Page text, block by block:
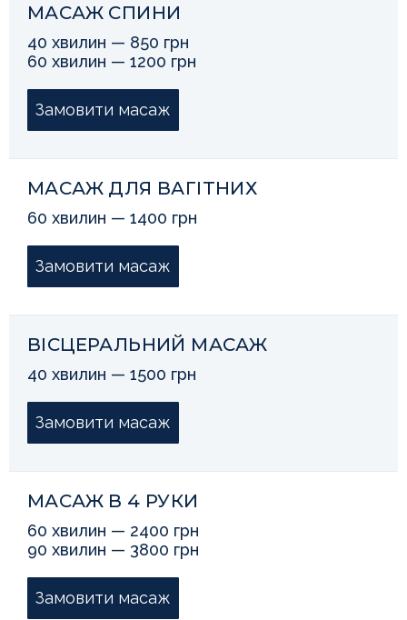
МАСАЖ СПИНИ
40 хвилин — 850 грн
60 хвилин — 1200 грн
Замовити масаж
МАСАЖ ДЛЯ ВАГІТНИХ
60 хвилин — 1400 грн
Замовити масаж
ВІСЦЕРАЛЬНИЙ МАСАЖ
40 хвилин — 1500 грн
Замовити масаж
МАСАЖ В 4 РУКИ
60 хвилин — 2400 грн
90 хвилин — 3800 грн
Замовити масаж